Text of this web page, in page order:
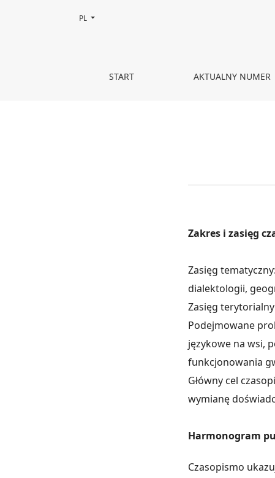
O czasopiśmie
START AKTUALNY NUMER
Zmień język, obecnie wybrany to:
PL
Zakres i zasięg
Zasięg
dialektologii,
Zasięg
Podejmowane
językowe na wsi,
funkcjonowania
Główny cel
wymianę
Harmonogram
Czasopismo